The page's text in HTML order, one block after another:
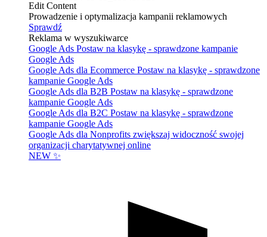
Edit Content
Prowadzenie i optymalizacja kampanii reklamowych
Sprawdź
Reklama w wyszukiwarce
Google Ads Postaw na klasykę - sprawdzone kampanie
Google Ads
Google Ads dla Ecommerce Postaw na klasykę - sprawdzone
kampanie Google Ads
Google Ads dla B2B Postaw na klasykę - sprawdzone
kampanie Google Ads
Google Ads dla B2C Postaw na klasykę - sprawdzone
kampanie Google Ads
Google Ads dla Nonprofits zwiększaj widoczność swojej
organizacji charytatywnej online
NEW ✨